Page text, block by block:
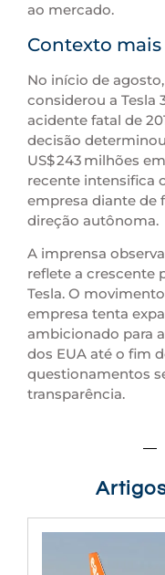
ao mercado.
Contexto
No início de
considerou a Tesla
acidente fatal de
decisão
US$ 243 milhões
recente intensifica
empresa diante de
direção autônoma.
A imprensa
reflete a crescente
Tesla. O
empresa tenta
ambicionado para
dos EUA até o fim
questionamentos
transparência.